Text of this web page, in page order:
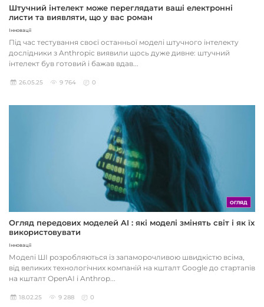
Штучний інтелект може переглядати ваші електронні
листи та виявляти, що у вас роман
Інновації
Під час тестування своєї останньої моделі штучного інтелекту
дослідники з Anthropic виявили щось дуже дивне: штучний
інтелект був готовий і бажав вдав...
26.05.25 9 764 0
ОГЛЯД
Огляд передових моделей AI : які моделі змінять світ і як їх
використовувати
Інновації
Моделі ШІ розробляються із запаморочливою швидкістю всіма,
від великих технологічних компаній на кшталт Google до стартапів
на кшталт OpenAI і Anthrop...
18.02.25 9 288 0